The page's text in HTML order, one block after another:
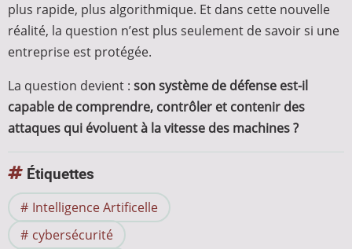
plus rapide, plus algorithmique. Et dans cette nouvelle
réalité, la question n’est plus seulement de savoir si une
entreprise est protégée.
La question devient : son système de défense est-il
capable de comprendre, contrôler et contenir des
attaques qui évoluent à la vitesse des machines ?
Étiquettes
Intelligence Artificelle
cybersécurité